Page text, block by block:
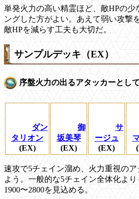
単発火力の高い精霊ほど、敵HPの少
ングした方がよい。あえて弱い攻撃
敵HPを減らす工夫も大切だ。
サンプルデッキ（EX）
序盤火力の出るアタッカーとして
ダン
タリオン
(EX)
御
坂美琴
(EX)
サ
ージュ
(EX)
速攻で5チェイン溜め、火力重視の
よう。一般的な5チェイン全体化よ
1900〜2800を見込める。